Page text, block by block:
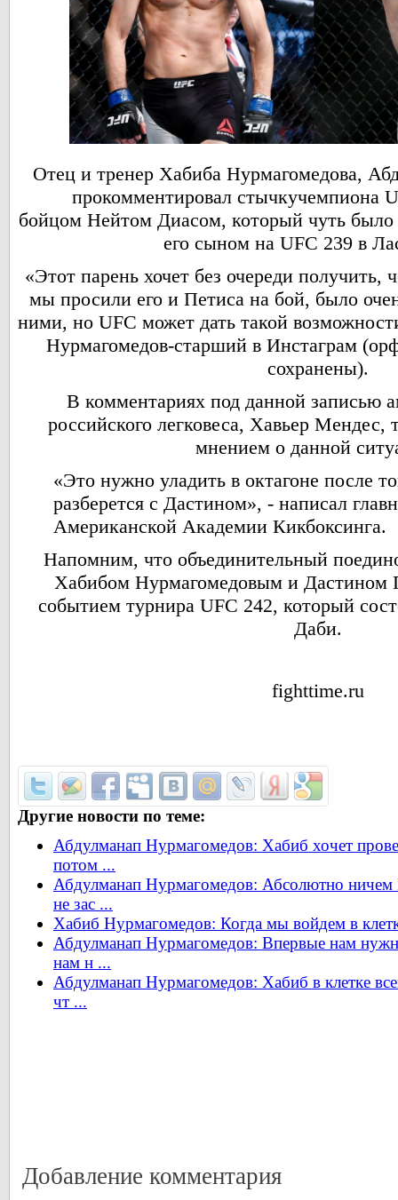
Отец и тренер Хабиба Нурмагомедова,
прокомментировал стычкучемпиона
бойцом Нейтом Диасом, который чуть было
его сыном на UFC 239 в
«Этот парень хочет без очереди получить,
мы просили его и Петиса на бой, было
ними, но UFC может дать такой
Нурмагомедов-старший в Инстаграм
сохранены).
В комментариях под данной записью
российского легковеса, Хавьер Мендес,
мнением о данной
«Это нужно уладить в октагоне после
разберется с Дастином», - написал
Американской Академии Кикбоксинга.
Напомним, что объединительный
Хабибом Нурмагомедовым и Дастином
событием турнира UFC 242, который
Даби.
fighttime.ru
Другие новости по теме:
Абдулманап Нурмагомедов: Хабиб хочет
потом ...
Абдулманап Нурмагомедов: Абсолютно ничем
не зас ...
Хабиб Нурмагомедов: Когда мы войдем в
Абдулманап Нурмагомедов: Впервые нам
нам н ...
Абдулманап Нурмагомедов: Хабиб в клетке
чт ...
Добавление комментария